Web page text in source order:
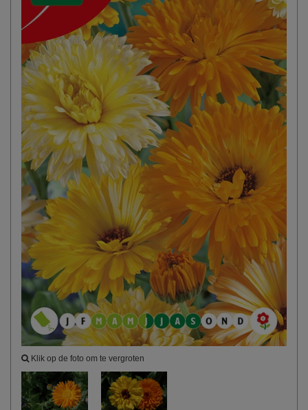
Klik op de foto om te vergroten